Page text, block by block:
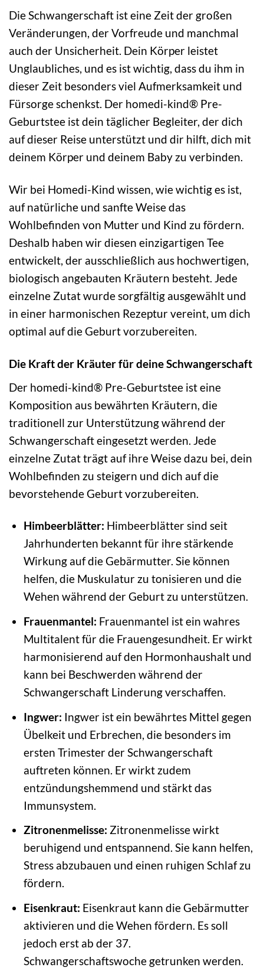
Die Schwangerschaft ist eine Zeit der großen
Veränderungen, der Vorfreude und manchmal
auch der Unsicherheit. Dein Körper leistet
Unglaubliches, und es ist wichtig, dass du ihm in
dieser Zeit besonders viel Aufmerksamkeit und
Fürsorge schenkst. Der homedi-kind® Pre-
Geburtstee ist dein täglicher Begleiter, der dich
auf dieser Reise unterstützt und dir hilft, dich mit
deinem Körper und deinem Baby zu verbinden.
Wir bei Homedi-Kind wissen, wie wichtig es ist,
auf natürliche und sanfte Weise das
Wohlbefinden von Mutter und Kind zu fördern.
Deshalb haben wir diesen einzigartigen Tee
entwickelt, der ausschließlich aus hochwertigen,
biologisch angebauten Kräutern besteht. Jede
einzelne Zutat wurde sorgfältig ausgewählt und
in einer harmonischen Rezeptur vereint, um dich
optimal auf die Geburt vorzubereiten.
Die Kraft der Kräuter für deine Schwangerschaft
Der homedi-kind® Pre-Geburtstee ist eine
Komposition aus bewährten Kräutern, die
traditionell zur Unterstützung während der
Schwangerschaft eingesetzt werden. Jede
einzelne Zutat trägt auf ihre Weise dazu bei, dein
Wohlbefinden zu steigern und dich auf die
bevorstehende Geburt vorzubereiten.
Himbeerblätter: Himbeerblätter sind seit
Jahrhunderten bekannt für ihre stärkende
Wirkung auf die Gebärmutter. Sie können
helfen, die Muskulatur zu tonisieren und die
Wehen während der Geburt zu unterstützen.
Frauenmantel: Frauenmantel ist ein wahres
Multitalent für die Frauengesundheit. Er wirkt
harmonisierend auf den Hormonhaushalt und
kann bei Beschwerden während der
Schwangerschaft Linderung verschaffen.
Ingwer: Ingwer ist ein bewährtes Mittel gegen
Übelkeit und Erbrechen, die besonders im
ersten Trimester der Schwangerschaft
auftreten können. Er wirkt zudem
entzündungshemmend und stärkt das
Immunsystem.
Zitronenmelisse: Zitronenmelisse wirkt
beruhigend und entspannend. Sie kann helfen,
Stress abzubauen und einen ruhigen Schlaf zu
fördern.
Eisenkraut: Eisenkraut kann die Gebärmutter
aktivieren und die Wehen fördern. Es soll
jedoch erst ab der 37.
Schwangerschaftswoche getrunken werden.